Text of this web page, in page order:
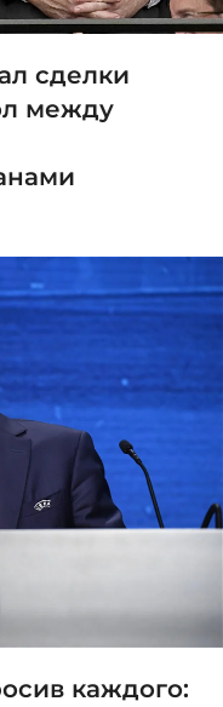
сделки
между
каждого: